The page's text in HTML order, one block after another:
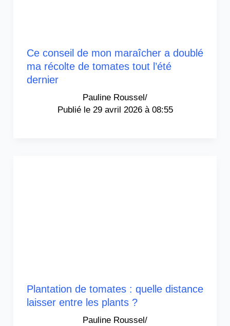
Ce conseil de mon maraîcher a doublé
ma récolte de tomates tout l’été
dernier
Pauline Roussel/
29 avril 2026 à 08:55
Plantation de tomates : quelle distance
laisser entre les plants ?
Pauline Roussel/